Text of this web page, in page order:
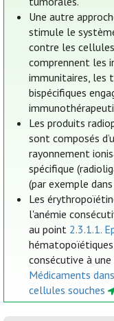
Une autre
stimule le
contre les
comprennent les
immunitaires, les
bispécifiques
Les produits
sont composés
rayonnement
spécifique
(par exemple
Les
l'anémie
au point 2.3.1.1.
consécutive à
Médicaments
cellules souches